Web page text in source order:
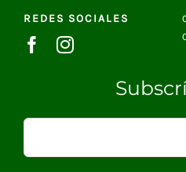
REDES SOCIALES